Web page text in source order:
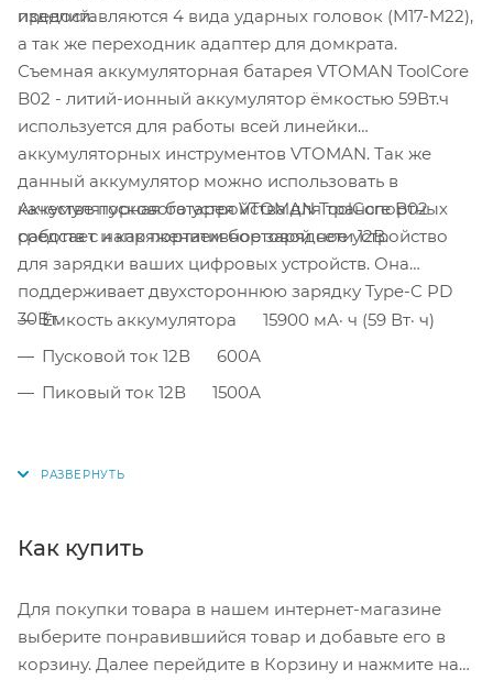
изделий.
предоставляются 4 вида ударных головок (M17-M22),
а так же переходник адаптер для домкрата.
Съемная аккумуляторная батарея VTOMAN ToolCore
B02 - литий-ионный аккумулятор ёмкостью 59Вт.ч
используется для работы всей линейки
аккумуляторных инструментов VTOMAN. Так же
данный аккумулятор можно использовать в
качестве пускового устройства для транспортных
средств с напряжением бортовой сети 12В.
Аккумуляторная батарея VTOMAN ToolCore B02
работает и как портативное зарядное устройство
для зарядки ваших цифровых устройств. Она
поддерживает двухстороннюю зарядку Type-C PD
30Вт.Ёмкость аккумулятора 15900 мА· ч (59 Вт· ч)
Пусковой ток 12В 600А
Пиковый ток 12В 1500А
Как купить
Для покупки товара в нашем интернет-магазине
выберите понравившийся товар и добавьте его в
корзину. Далее перейдите в Корзину и нажмите на